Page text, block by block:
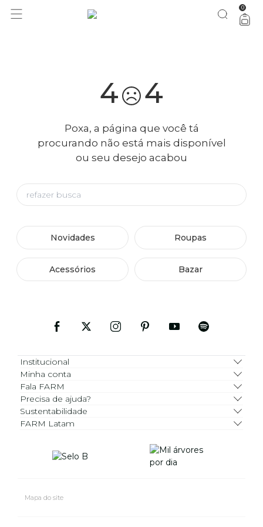
você merece 30% OFF pra comemorar com a gente aproveita! 0
4 4
Poxa, a página que você tá
procurando não está mais disponível
ou seu desejo acabou
Novidades Roupas
Acessórios Bazar
Institucional
Minha conta
Fala FARM
Precisa de ajuda?
Sustentabilidade
FARM Latam
Mapa do site